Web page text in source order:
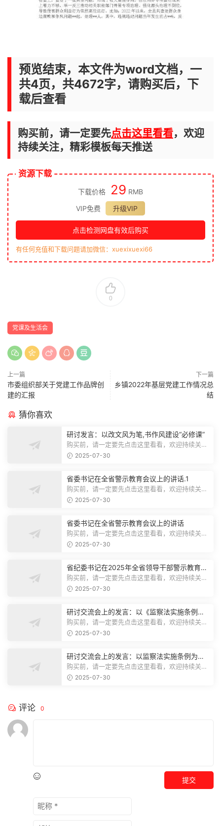
预览结束，本文件为word文档，一
共4页，共4672字，请购买后，下
载后查看
购买前，请一定要先点击这里看看，欢迎
持续关注，精彩模板每天推送
资源下载
下载价格 29 RMB
VIP免费
升级VIP
点击检测网盘有效后购买
有任何充值和下载问题请加微信：xuexixuexi66
0
党课及生活会
上一篇
市委组织部关于党建工作品牌创
建的汇报
下一篇
乡镇2022年基层党建工作情况总
结
猜你喜欢
研讨发言：以改文风为笔,书作风建设“必修课”
购买前，请一定要先点击这里看看，欢迎持续关
注，精彩模板每天推送预览结束，本文...
2025-07-30
省委书记在全省警示教育会议上的讲话.1
购买前，请一定要先点击这里看看，欢迎持续关
注，精彩模板每天推送预览结束，本文...
2025-07-30
省委书记在全省警示教育会议上的讲话
购买前，请一定要先点击这里看看，欢迎持续关
注，精彩模板每天推送预览结束，本文...
2025-07-30
省纪委书记在2025年全省领导干部警示教育会
上的讲话.1
购买前，请一定要先点击这里看看，欢迎持续关
注，精彩模板每天推送预览结束，本文...
2025-07-30
研讨交流会上的发言：以《监察法实施条例》
为纲,推动巡察工作高质量发展
购买前，请一定要先点击这里看看，欢迎持续关
注，精彩模板每天推送预览结束，本文...
2025-07-30
研讨交流会上的发言：以监察法实施条例为纲
推动巡察工作高质量发展
购买前，请一定要先点击这里看看，欢迎持续关
注，精彩模板每天推送预览结束，本文...
2025-07-30
评论 0
提交